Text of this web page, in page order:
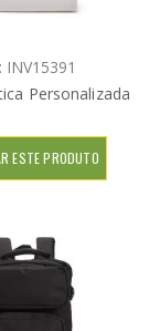
INV15391
Personalizada
ESTE PRODUTO